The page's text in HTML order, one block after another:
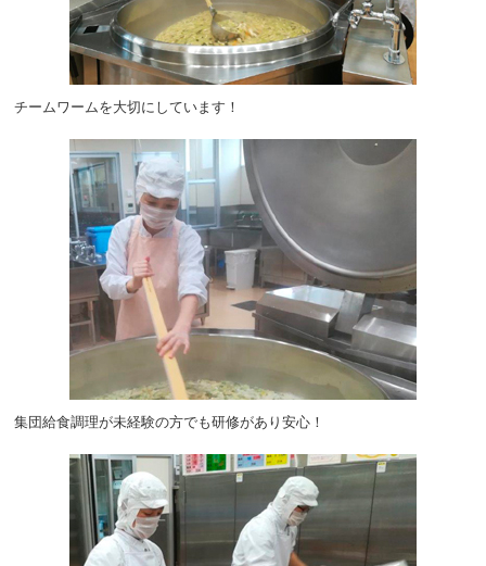
チームワームを大切にしています！
集団給食調理が未経験の方でも研修があり安心！